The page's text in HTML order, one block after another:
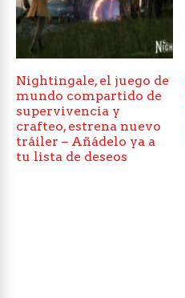
Nightingale, el juego de
mundo compartido de
supervivencia y
crafteo, estrena nuevo
tráiler – Añádelo ya a
tu lista de deseos